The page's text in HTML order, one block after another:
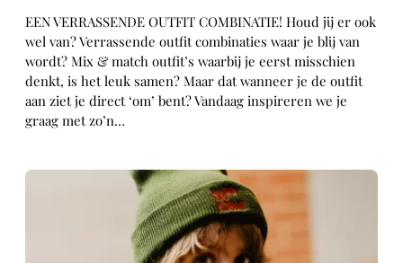
EEN VERRASSENDE OUTFIT COMBINATIE! Houd jij er ook
wel van? Verrassende outfit combinaties waar je blij van
wordt? Mix & match outfit’s waarbij je eerst misschien
denkt, is het leuk samen? Maar dat wanneer je de outfit
aan ziet je direct ‘om’ bent? Vandaag inspireren we je
graag met zo’n…